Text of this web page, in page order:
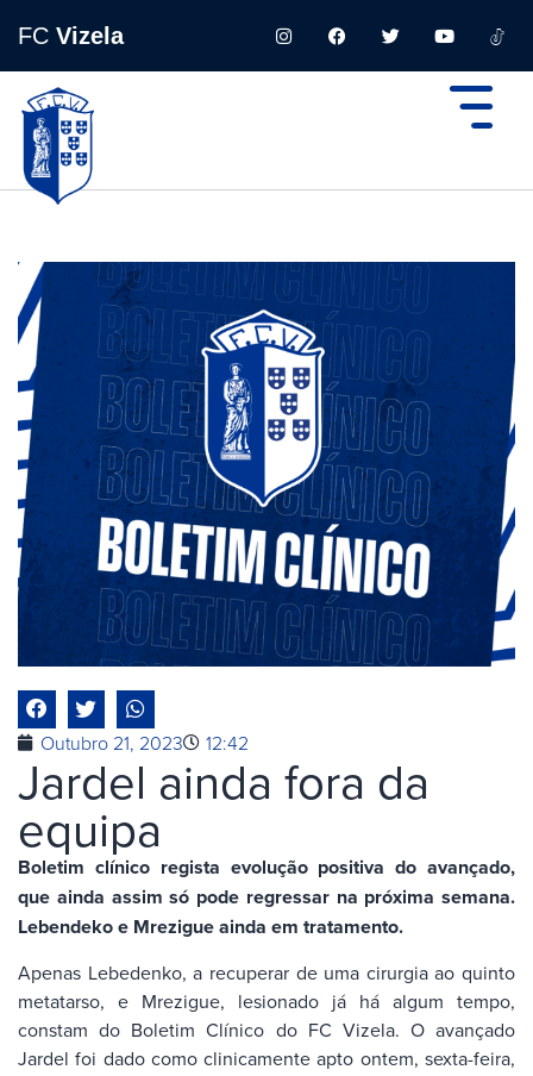
FC Vizela
Outubro 21, 2023 12:42
Jardel ainda fora da
equipa
Boletim clínico regista evolução positiva do avançado,
que ainda assim só pode regressar na próxima semana.
Lebendeko e Mrezigue ainda em tratamento.
Apenas Lebedenko, a recuperar de uma cirurgia ao quinto
metatarso, e Mrezigue, lesionado já há algum tempo,
constam do Boletim Clínico do FC Vizela. O avançado
Jardel foi dado como clinicamente apto ontem, sexta-feira,